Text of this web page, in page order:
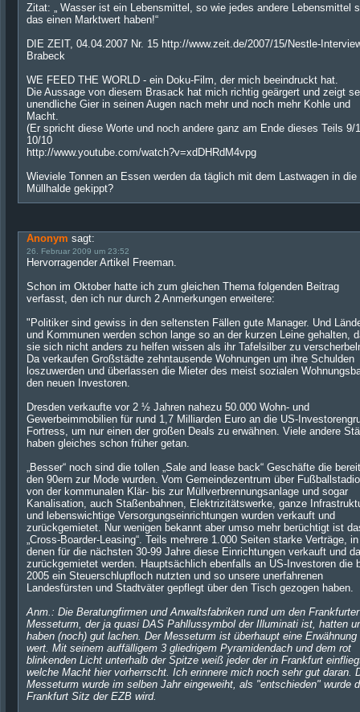
Zitat: „ Wasser ist ein Lebensmittel, so wie jedes andere Lebensmittel
das einen Marktwert haben!“
DIE ZEIT, 04.04.2007 Nr. 15 http://www.zeit.de/2007/15/Nestle-
Brabeck
WE FEED THE WORLD - ein Doku-Film, der mich beeindruckt hat.
Die Aussage von diesem Brasack hat mich richtig geärgert und zeigt
unendliche Gier in seinen Augen nach mehr und noch mehr Kohle und
Macht.
(Er spricht diese Worte und noch andere ganz am Ende dieses Teils 9/
10/10
http://www.youtube.com/watch?v=xdDHRdM4vpg
Wieviele Tonnen an Essen werden da täglich mit dem Lastwagen in die
Müllhalde gekippt?
Anonym sagt:
26. Februar 2009 um 23:52
Hervorragender Artikel Freeman.
Schon im Oktober hatte ich zum gleichen Thema folgenden Beitrag
verfasst, den ich nur durch 2 Anmerkungen erweitere:
"Politiker sind gewiss in den seltensten Fällen gute Manager. Und
und Kommunen werden schon lange so an der kurzen Leine gehalten,
sie sich nicht anders zu helfen wissen als ihr Tafelsilber zu
Da verkaufen Großstädte zehntausende Wohnungen um ihre Schulden
loszuwerden und überlassen die Mieter des meist sozialen
den neuen Investoren.
Dresden verkaufte vor 2 ½ Jahren nahezu 50.000 Wohn- und
Gewerbeimmobilien für rund 1,7 Milliarden Euro an die US-
Fortress, um nur einen der großen Deals zu erwähnen. Viele andere
haben gleiches schon früher getan.
„Besser“ noch sind die tollen „Sale and lease back“ Geschäfte die
den 90ern zur Mode wurden. Vom Gemeindezentrum über
von der kommunalen Klär- bis zur Müllverbrennungsanlage und sogar
Kanalisation, auch Staßenbahnen, Elektrizitätswerke, ganze
und lebenswichtige Versorgungseinrichtungen wurden verkauft und
zurückgemietet. Nur wenigen bekannt aber umso mehr berüchtigt ist
„Cross-Boarder-Leasing“. Teils mehrere 1.000 Seiten starke Verträge, in
denen für die nächsten 30-99 Jahre diese Einrichtungen verkauft und
zurückgemietet werden. Hauptsächlich ebenfalls an US-Investoren die
2005 ein Steuerschlupfloch nutzten und so unsere unerfahrenen
Landesfürsten und Stadtväter gepflegt über den Tisch gezogen haben.
Anm.: Die Beratungfirmen und Anwaltsfabriken rund um den Frankfurter
Messeturm, der ja quasi DAS Pahllussymbol der Illuminati ist, hatten
haben (noch) gut lachen. Der Messeturm ist überhaupt eine Erwähnung
wert. Mit seinem auffälligem 3 gliedrigem Pyramidendach und dem rot
blinkenden Licht unterhalb der Spitze weiß jeder der in Frankfurt
welche Macht hier vorherrscht. Ich erinnere mich noch sehr gut daran.
Messeturm wurde im selben Jahr eingeweiht, als "entschieden" wurde
Frankfurt Sitz der EZB wird.